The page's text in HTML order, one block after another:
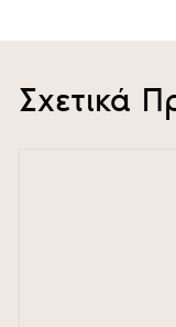
Σχετικά